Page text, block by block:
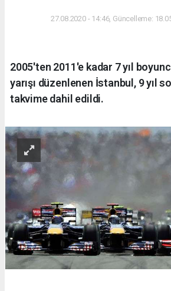
27.08.2020 - 14:46, Güncelleme:
2005'ten 2011'e kadar 7 yıl
yarışı düzenlenen İstanbul, 9 yıl
takvime dahil edildi.